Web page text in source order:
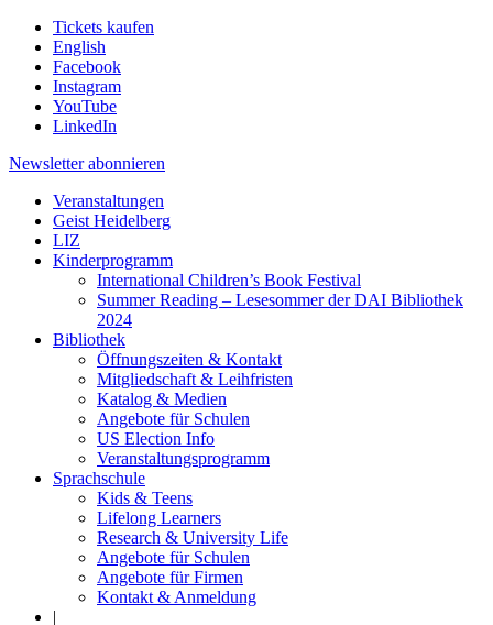
Tickets kaufen
English
Facebook
Instagram
YouTube
LinkedIn
Newsletter abonnieren
Veranstaltungen
Geist Heidelberg
LIZ
Kinderprogramm
International Children’s Book Festival
Summer Reading – Lesesommer der DAI Bibliothek
2024
Bibliothek
Öffnungszeiten & Kontakt
Mitgliedschaft & Leihfristen
Katalog & Medien
Angebote für Schulen
US Election Info
Veranstaltungsprogramm
Sprachschule
Kids & Teens
Lifelong Learners
Research & University Life
Angebote für Schulen
Angebote für Firmen
Kontakt & Anmeldung
|